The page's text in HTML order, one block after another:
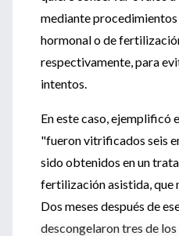
mediante
hormonal o de
respectivamente, para
intentos.
En este caso, ejemplificó
"fueron vitrificados seis
sido obtenidos en un
fertilización asistida, que
Dos meses después de
descongelaron tres de